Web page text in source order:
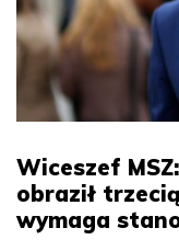
Wiceszef
obraził
wymaga